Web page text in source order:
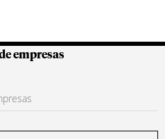
Colombianas
empresas